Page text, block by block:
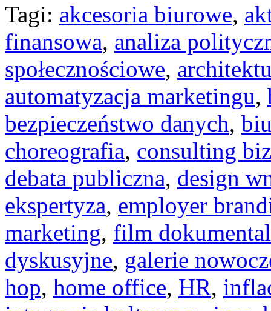
Tagi: akcesoria biurowe,
finansowa, analiza
społecznościowe,
automatyzacja marketingu,
bezpieczeństwo danych,
choreografia, consulting
debata publiczna, design
ekspertyza, employer
marketing, film
dyskusyjne, galerie
hop, home office, HR,